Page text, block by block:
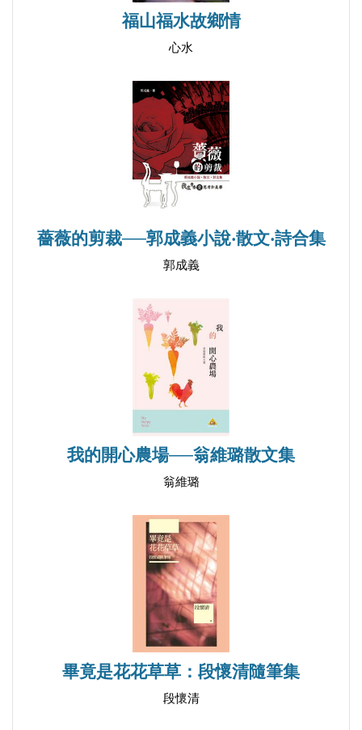
動/分析姓名學/兩性接觸的理解/演講比賽/游泳/練習
吉他破皮/打字/打網球/山莊讀音分析/佳節作詩/小飛
第六旅站 地點：基隆港(中權軍艦)
時間：８８年１１月２７日～８９年２月２１日退伍
生活：馬祖東引/核訓中心上課/基隆廟口/軍艦上廁所/
千禧年作詩/偷閒時間看海/克服暈船/直排輪/研究長
相/教英語/當保鏢/嘔吐描述
福山福水故鄉情
心水
薔薇的剪裁──郭成義小說‧散文‧詩合集
郭成義
我的開心農場──翁維璐散文集
翁維璐
畢竟是花花草草：段懷清隨筆集
段懷清